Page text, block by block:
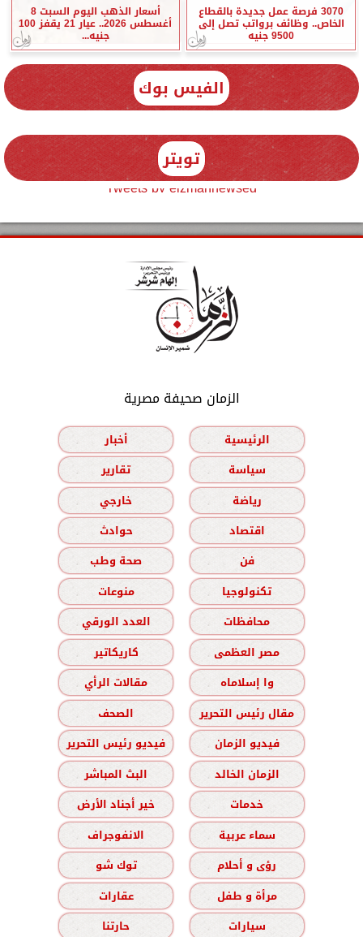
3070 فرصة عمل جديدة بالقطاع
الخاص.. وظائف برواتب تصل إلى
9500 جنيه
أسعار الذهب اليوم السبت 8
أغسطس 2026.. عيار 21 يقفز 100
جنيه...
الفيس بوك
تويتر
Tweets by elzmannewseg
الزمان صحيفة مصرية
الرئيسية
أخبار
سياسة
تقارير
رياضة
خارجي
اقتصاد
حوادث
فن
صحة وطب
تكنولوجيا
منوعات
محافظات
العدد الورقي
مصر العظمى
كاريكاتير
وا إسلاماه
مقالات الرأي
مقال رئيس التحرير
الصحف
فيديو الزمان
فيديو رئيس التحرير
الزمان الخالد
البث المباشر
خدمات
خير أجناد الأرض
سماء عربية
الانفوجراف
رؤى و أحلام
توك شو
مرأة و طفل
عقارات
سيارات
حارتنا